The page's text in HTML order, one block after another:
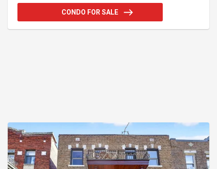
toutes demande de renseignement ou visite. Rare
opportunité a ce prix faite vite!
CONDO FOR SALE